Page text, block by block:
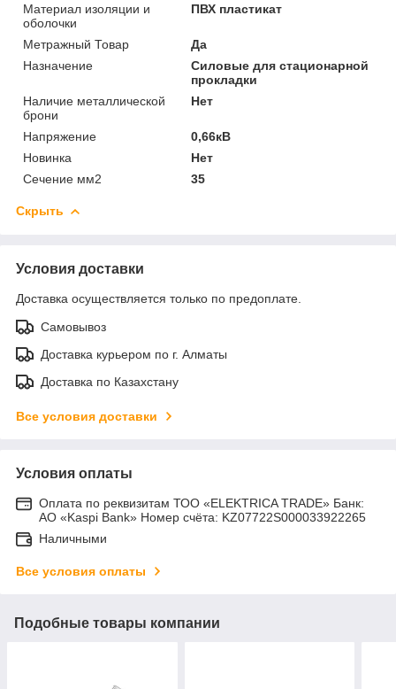
Материал изоляции и
оболочки
ПВХ пластикат
Метражный Товар
Да
Назначение
Силовые для стационарной
прокладки
Наличие металлической
брони
Нет
Напряжение
0,66кВ
Новинка
Нет
Сечение мм2
35
Скрыть
Условия доставки
Доставка осуществляется только по предоплате.
Самовывоз
Доставка курьером по г. Алматы
Доставка по Казахстану
Все условия доставки
Условия оплаты
Оплата по реквизитам ТОО «ELEKTRICA TRADE» Банк:
АО «Kaspi Bank» Номер счёта: KZ07722S000033922265
Наличными
Все условия оплаты
Подобные товары компании